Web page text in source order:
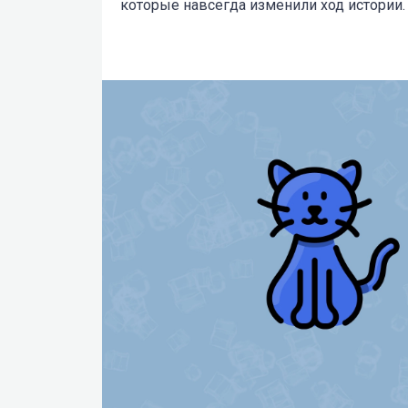
которые навсегда изменили ход истории.